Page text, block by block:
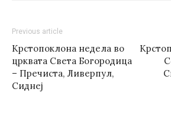
Previous article
Крстопоклона недела во
црквата Света Богородица
– Пречиста, Ливерпул,
Сиднеј